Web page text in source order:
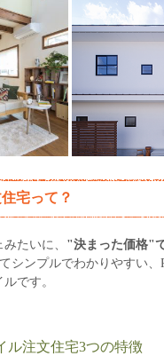
宅って？
たいに、 "決まった価格"
シンプルでわかりやすい、
です。
ル注文住宅3つの特徴